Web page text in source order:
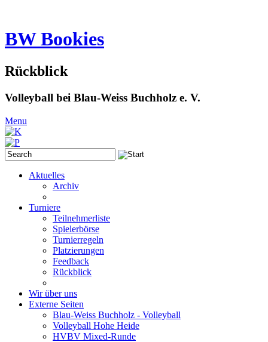
BW Bookies
Rückblick
Volleyball bei Blau-Weiss Buchholz e. V.
Menu
Aktuelles
Archiv
Turniere
Teilnehmerliste
Spielerbörse
Turnierregeln
Platzierungen
Feedback
Rückblick
Wir über uns
Externe Seiten
Blau-Weiss Buchholz - Volleyball
Volleyball Hohe Heide
HVBV Mixed-Runde